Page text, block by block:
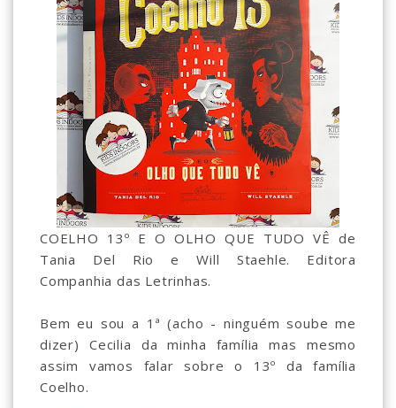
COELHO 13º E O OLHO QUE TUDO VÊ de
Tania Del Rio e Will Staehle. Editora
Companhia das Letrinhas.
Bem eu sou a 1ª (acho - ninguém soube me
dizer) Cecilia da minha família mas mesmo
assim vamos falar sobre o 13º da família
Coelho.